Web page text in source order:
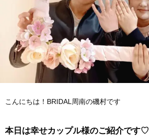
こんにちは！BRIDAL周南の磯村です
本日は幸せカップル様のご紹介です♡